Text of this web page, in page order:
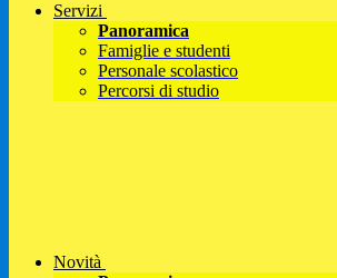
Servizi
Panoramica
Famiglie e studenti
Personale scolastico
Percorsi di studio
Novità